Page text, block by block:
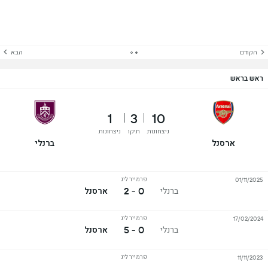
הקודם הבא
ראש בראש
ארסנל
10
ניצחונות
3
תיקו
1
ניצחונות
ברנלי
ברנלי
פרמייר ליג
0 - 2 ארסנל
01/11/2025
ברנלי
פרמייר ליג
0 - 5 ארסנל
17/02/2024
פרמייר ליג 11/11/2023